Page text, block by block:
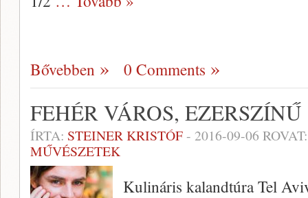
Bővebben 0 Comments
FEHÉR VÁROS,
ÍRTA: STEINER KRISTÓF- 2016-09-06
MŰVÉSZETEK
Kulináris kalandtúra Tel